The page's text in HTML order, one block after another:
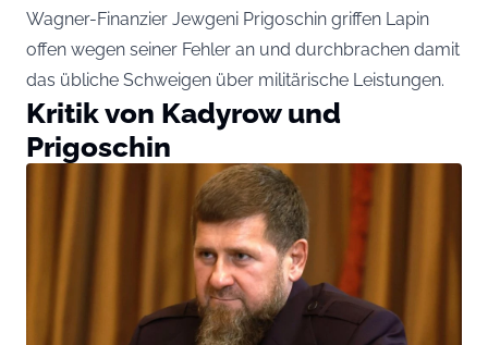
Wagner-Finanzier Jewgeni Prigoschin griffen Lapin
offen wegen seiner Fehler an und durchbrachen damit
das übliche Schweigen über militärische Leistungen.
Kritik von Kadyrow und
Prigoschin